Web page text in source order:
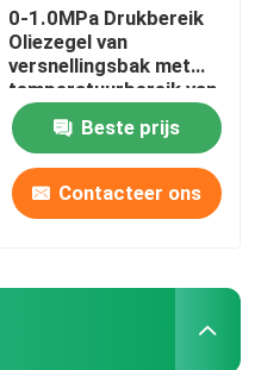
0-1.0MPa Drukbereik
Oliezegel van
versnellingsbak met
temperatuurbereik van
-40C tot 120C
Beste prijs
Contacteer ons